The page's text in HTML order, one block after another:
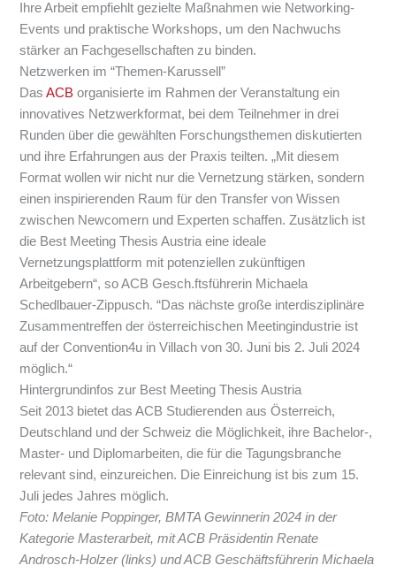
Ihre Arbeit empfiehlt gezielte Maßnahmen wie Networking-
Events und praktische Workshops, um den Nachwuchs
stärker an Fachgesellschaften zu binden.
Netzwerken im “Themen-Karussell”
DasACB organisierte im Rahmen der Veranstaltung ein
innovatives Netzwerkformat, bei dem Teilnehmer in drei
Runden über die gewählten Forschungsthemen diskutierten
und ihre Erfahrungen aus der Praxis teilten. „Mit diesem
Format wollen wir nicht nur die Vernetzung stärken, sondern
einen inspirierenden Raum für den Transfer von Wissen
zwischen Newcomern und Experten schaffen. Zusätzlich ist
die Best Meeting Thesis Austria eine ideale
Vernetzungsplattform mit potenziellen zukünftigen
Arbeitgebern“, so ACB Gesch.ftsführerin Michaela
Schedlbauer-Zippusch. “Das nächste große interdisziplinäre
Zusammentreffen der österreichischen Meetingindustrie ist
auf der Convention4u in Villach von 30. Juni bis 2. Juli 2024
möglich.“
Hintergrundinfos zur Best Meeting Thesis Austria
Seit 2013 bietet das ACB Studierenden aus Österreich,
Deutschland und der Schweiz die Möglichkeit, ihre Bachelor-,
Master- und Diplomarbeiten, die für die Tagungsbranche
relevant sind, einzureichen. Die Einreichung ist bis zum 15.
Juli jedes Jahres möglich.
Foto: Melanie Poppinger, BMTA Gewinnerin 2024 in der
Kategorie Masterarbeit, mit ACB Präsidentin Renate
Androsch-Holzer (links) und ACB Geschäftsführerin Michaela